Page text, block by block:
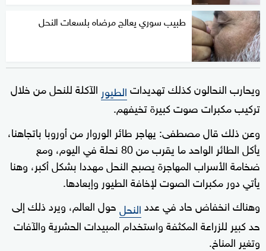
طبيب سوري يعالج مرضاه بلسعات النحل
ويحارب النحالون كذلك تهديداتالطيور الآكلة للنحل من خلال
تركيب مكبرات صوت كبيرة تخيفهم.
وعن ذلك قال مصطفى: يهاجر طائر الوروار من أوروبا باتجاهنا،
يأكل الطائر الواحد ما يقرب من 80 نحلة في اليوم، ومع
ضخامة الأسراب المهاجرة يصبح النحل مهددا بشكل أكبر، وهنا
يأتي دور مكبرات الصوت لإخافة الطيور وإبعادها.
وهناك انخفاض حاد في عددالنحلحول العالم، ويرد ذلك إلى
حد كبير للزراعة المكثفة واستخدام المبيدات الحشرية والآفات
وتغير المناخ.